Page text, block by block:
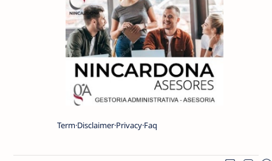
Term Disclaimer Privacy Faq